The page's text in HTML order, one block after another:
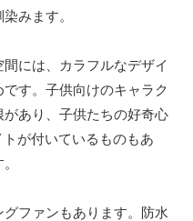
みます。
には、カラフルなデザイ
す。子供向けのキャラク
あり、子供たちの好奇心
が付いているものもあ
ファンもあります。防水